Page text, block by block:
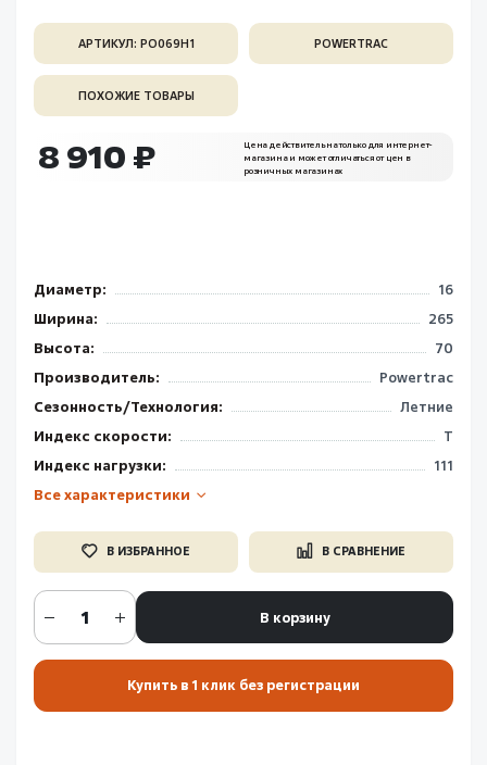
АРТИКУЛ: PO069H1 POWERTRAC
ПОХОЖИЕ ТОВАРЫ
8 910 ₽
Цена действительна только для интернет-
магазина и может отличаться от цен в
розничных магазинах
Диаметр:
16
Ширина:
265
Высота:
70
Производитель:
Powertrac
Сезонность/Технология:
Летние
Индекс скорости:
T
Индекс нагрузки:
111
Все характеристики
В ИЗБРАННОЕ В СРАВНЕНИЕ
В корзину
Купить в 1 клик без регистрации